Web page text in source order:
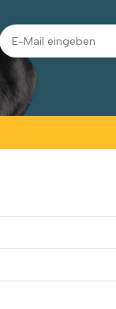
Alternative: